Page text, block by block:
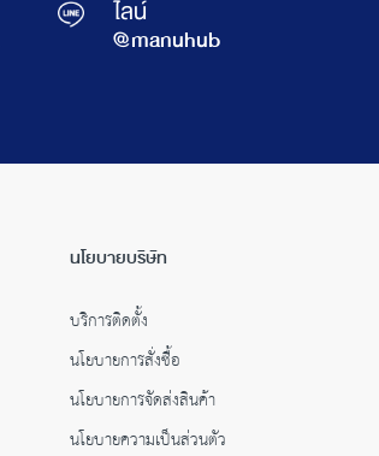
ไลน์
@manuhub
นโยบายบริษัท
บริการติดตั้ง
นโยบายการสั่งซื้อ
นโยบายการจัดส่งสินค้า
นโยบายความเป็นส่วนตัว